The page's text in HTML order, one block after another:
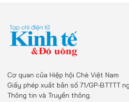
Cơ quan của Hiệp hội Chè Việt Nam
Giấy phép xuất bản số 71/GP-BTTTT
Thông tin và Truyền thông.